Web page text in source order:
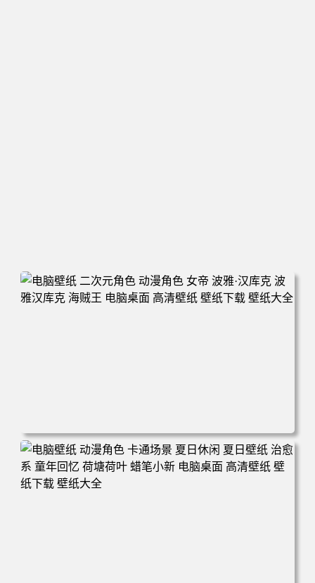
电脑壁纸 二次元角色 动漫角色 女帝 波雅·汉库克 波雅汉库
克 海贼王 电脑桌面 高清壁纸 壁纸下载 壁纸大全